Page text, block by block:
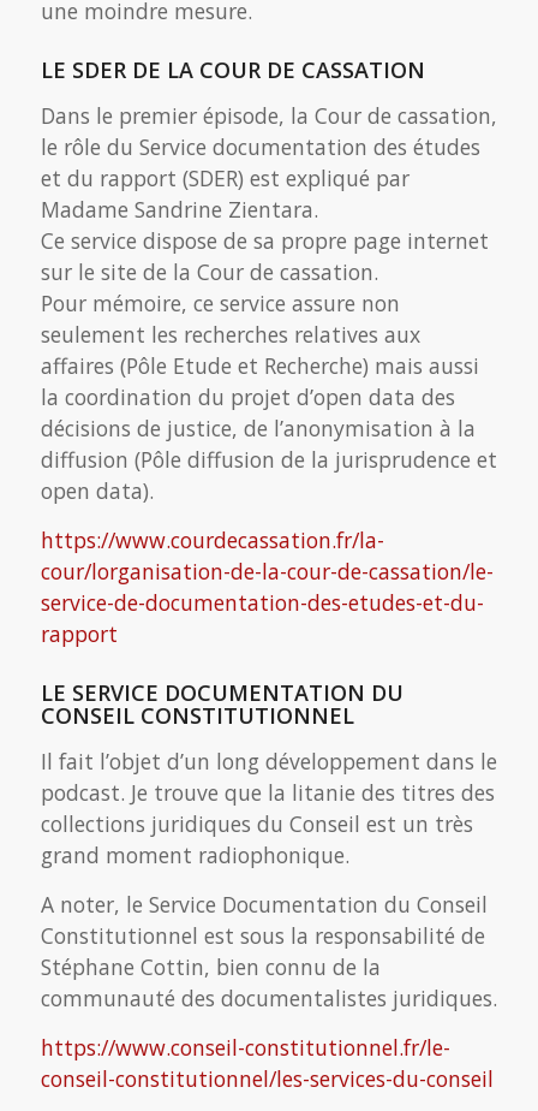
une moindre mesure.
LE SDER DE LA COUR DE CASSATION
Dans le premier épisode, la Cour de cassation,
le rôle du Service documentation des études
et du rapport (SDER) est expliqué par
Madame Sandrine Zientara.
Ce service dispose de sa propre page internet
sur le site de la Cour de cassation.
Pour mémoire, ce service assure non
seulement les recherches relatives aux
affaires (Pôle Etude et Recherche) mais aussi
la coordination du projet d’open data des
décisions de justice, de l’anonymisation à la
diffusion (Pôle diffusion de la jurisprudence et
open data).
https://www.courdecassation.fr/la-
cour/lorganisation-de-la-cour-de-cassation/le-
service-de-documentation-des-etudes-et-du-
rapport
LE SERVICE DOCUMENTATION DU
CONSEIL CONSTITUTIONNEL
Il fait l’objet d’un long développement dans le
podcast. Je trouve que la litanie des titres des
collections juridiques du Conseil est un très
grand moment radiophonique.
A noter, le Service Documentation du Conseil
Constitutionnel est sous la responsabilité de
Stéphane Cottin, bien connu de la
communauté des documentalistes juridiques.
https://www.conseil-constitutionnel.fr/le-
conseil-constitutionnel/les-services-du-conseil